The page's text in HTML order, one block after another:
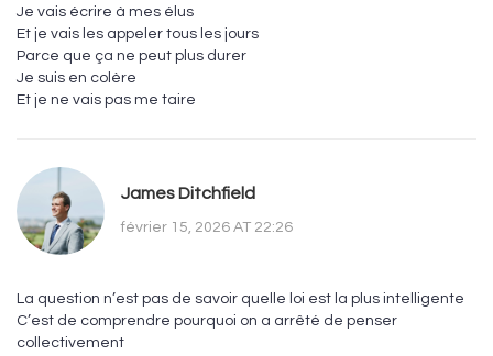
Je vais écrire à mes élus
Et je vais les appeler tous les jours
Parce que ça ne peut plus durer
Je suis en colère
Et je ne vais pas me taire
James Ditchfield
février 15, 2026 AT 22:26
La question n’est pas de savoir quelle loi est la plus intelligente
C’est de comprendre pourquoi on a arrêté de penser
collectivement